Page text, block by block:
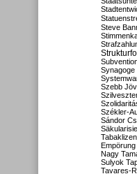
Steve
Synagoge
Szebb
Székler-
Sándor
Empörung
Nagy
Sulyok
Tavares-